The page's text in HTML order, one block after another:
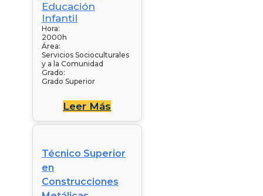
Hora:
2000h
Área:
Servicios Socioculturales
y a la Comunidad
Grado:
Grado Superior
Leer Más
Técnico Superior
en
Construcciones